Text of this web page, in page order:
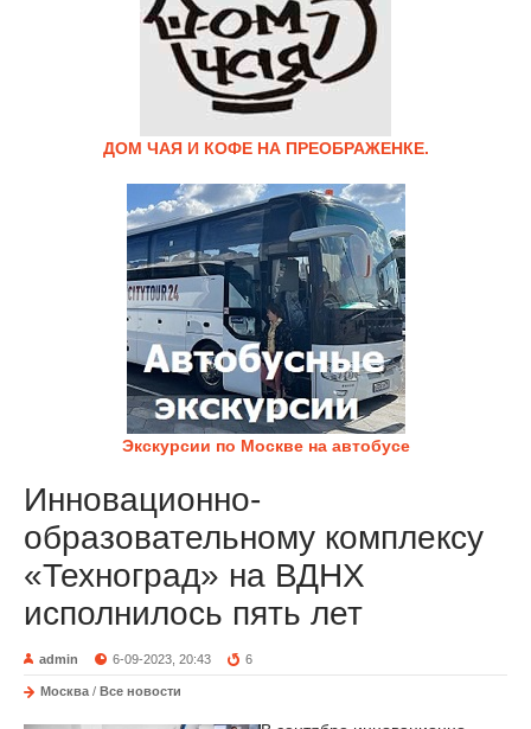
ДОМ ЧАЯ И КОФЕ НА ПРЕОБРАЖЕНКЕ.
Экскурсии по Москве на автобусе
Инновационно-
образовательному комплексу
«Техноград» на ВДНХ
исполнилось пять лет
admin 6-09-2023, 20:43 6
Москва / Все новости